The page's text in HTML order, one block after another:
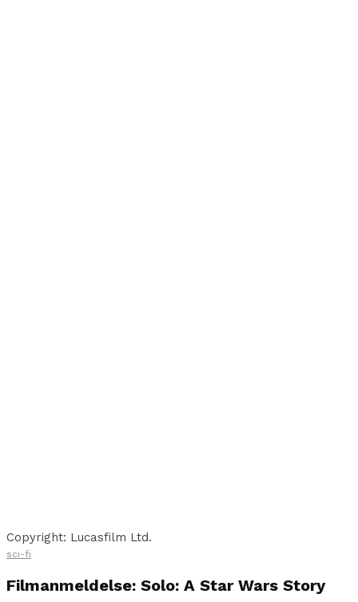
Copyright: Lucasfilm Ltd.
sci-fi
Filmanmeldelse: Solo: A Star Wars Story